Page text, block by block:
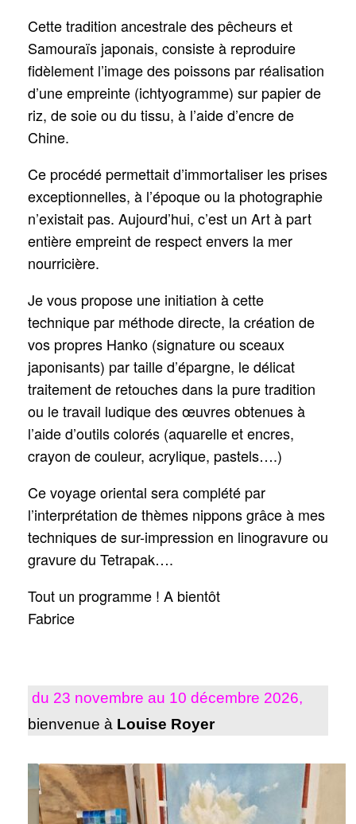
Cette tradition ancestrale des pêcheurs et
Samouraïs japonais, consiste à reproduire
fidèlement l’image des poissons par réalisation
d’une empreinte (ichtyogramme) sur papier de
riz, de soie ou du tissu, à l’aide d’encre de
Chine.
Ce procédé permettait d’immortaliser les prises
exceptionnelles, à l’époque ou la photographie
n’existait pas. Aujourd’hui, c’est un Art à part
entière empreint de respect envers la mer
nourricière.
Je vous propose une initiation à cette
technique par méthode directe, la création de
vos propres Hanko (signature ou sceaux
japonisants) par taille d’épargne, le délicat
traitement de retouches dans la pure tradition
ou le travail ludique des œuvres obtenues à
l’aide d’outils colorés (aquarelle et encres,
crayon de couleur, acrylique, pastels….)
Ce voyage oriental sera complété par
l’interprétation de thèmes nippons grâce à mes
techniques de sur-impression en linogravure ou
gravure du Tetrapak….
Tout un programme ! A bientôt
Fabrice
du 23 novembre au 10 décembre 2026,
bienvenue à Louise Royer